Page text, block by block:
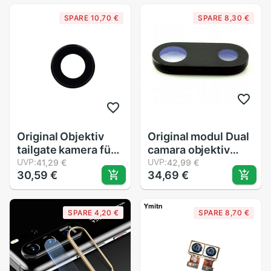
Modul biegen Kabel
Teile
SPARE 10,70 €
Original Objektiv
tailgate kamera für
iPhone 7G
UVP:41,29 €
30,59 €
SPARE 8,30 €
Original modul Dual
camara objektiv
iPhone 7Eiter farbe
schwarz
UVP:42,99 €
34,69 €
SPARE 4,20 € SPARE 8,70 €